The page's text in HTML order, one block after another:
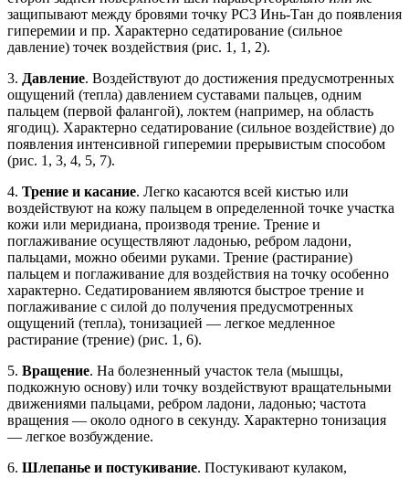
защипывают между бровями точку PC3 Инь-Тан до появления
гиперемии и пр. Характерно седатирование (сильное
давление) точек воздействия (рис. 1, 1, 2).
3. Давление. Воздействуют до достижения предусмотренных
ощущений (тепла) давлением суставами пальцев, одним
пальцем (первой фалангой), локтем (например, на область
ягодиц). Характерно седатирование (сильное воздействие) до
появления интенсивной гиперемии прерывистым способом
(рис. 1, 3, 4, 5, 7).
4. Трение и касание. Легко касаются всей кистью или
воздействуют на кожу пальцем в определенной точке участка
кожи или меридиана, производя трение. Трение и
поглаживание осуществляют ладонью, ребром ладони,
пальцами, можно обеими руками. Трение (растирание)
пальцем и поглаживание для воздействия на точку особенно
характерно. Седатированием являются быстрое трение и
поглаживание с силой до получения предусмотренных
ощущений (тепла), тонизацией — легкое медленное
растирание (трение) (рис. 1, 6).
5. Вращение. На болезненный участок тела (мышцы,
подкожную основу) или точку воздействуют вращательными
движениями пальцами, ребром ладони, ладонью; частота
вращения — около одного в секунду. Характерно тонизация
— легкое возбуждение.
6. Шлепанье и постукивание. Постукивают кулаком,